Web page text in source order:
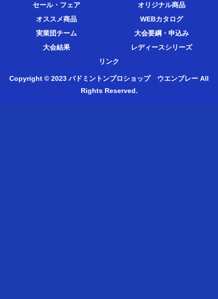
セール・フェア
オリジナル商品
オススメ商品
WEBカタログ
実業団チーム
大会要綱・申込み
大会結果
レディースシリーズ
リンク
Copyright © 2023 バドミントンプロショップ ウエンブレー All
Rights Reserved.